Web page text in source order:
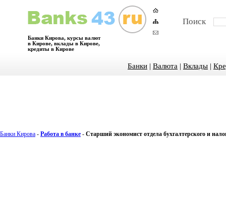
Банки Кирова, курсы валют
в Кирове, вклады в Кирове,
кредиты в Кирове
Поиск
Банки | Валюта | Вклады |
Банки Кирова - Работа в банке - Старший экономист отдела бухгалтерского и